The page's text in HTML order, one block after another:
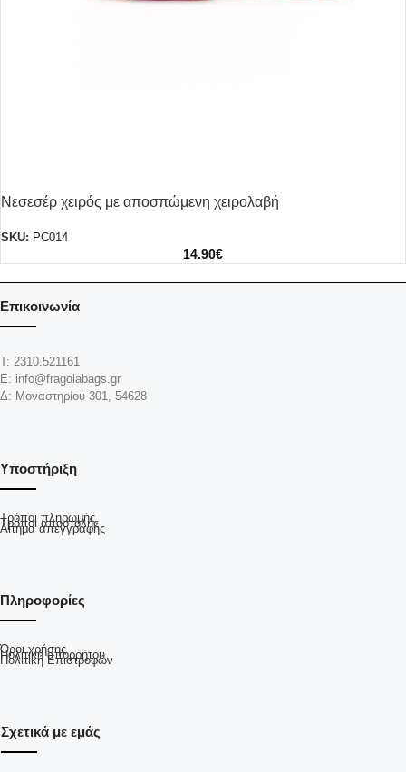
Νεσεσέρ χειρός με αποσπώμενη χειρολαβή
SKU: PC014
14.90€
Σχετικά με εμάς
Πληροφορίες
Όροι χρήσης
Πολιτική απορρήτου
Πολιτική Επιστροφών
Υποστήριξη
Τρόποι πληρωμής
Τρόποι αποστολής
Αίτημα απεγγραφής
Επικοινωνία
Τ: 2310.521161
Ε: info@fragolabags.gr
Δ: Μοναστηρίου 301, 54628